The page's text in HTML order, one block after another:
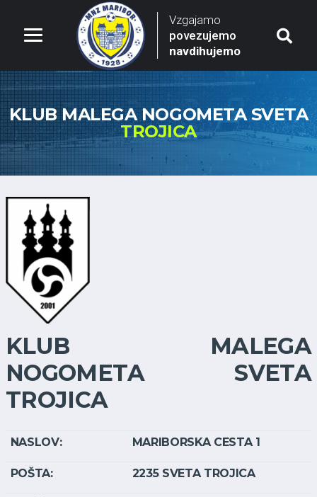
Vzgajamo
povezujemo
navdihujemo
KLUB MALEGA NOGOMETA SVETA
TROJICA
KLUB MALEGA
NOGOMETA SVETA
TROJICA
NASLOV: MARIBORSKA CESTA 1
POŠTA: 2235 SVETA TROJICA